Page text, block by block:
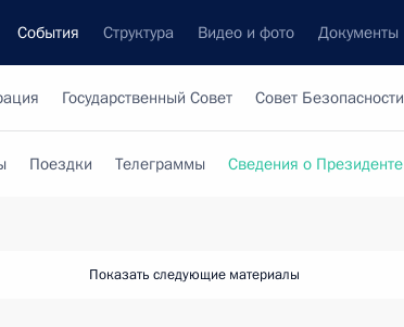
События Структура Видео и фото Документы
Государственный Совет Совет Безопасности
Поездки Телеграммы Сведения о Президенте
Показать следующие материалы